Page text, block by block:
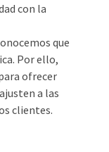
con la
que
Por ello,
ofrecer
a las
clientes.